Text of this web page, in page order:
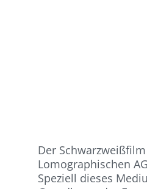
Der
Lomographischen
Speziell dieses